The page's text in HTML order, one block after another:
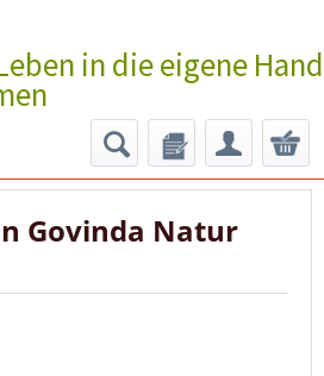
in die eigene Hand
Govinda Natur